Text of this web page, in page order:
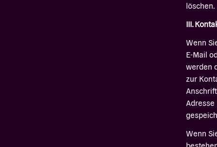
löschen.
III.
Wenn
E-Mail
werden
zur
Wenn